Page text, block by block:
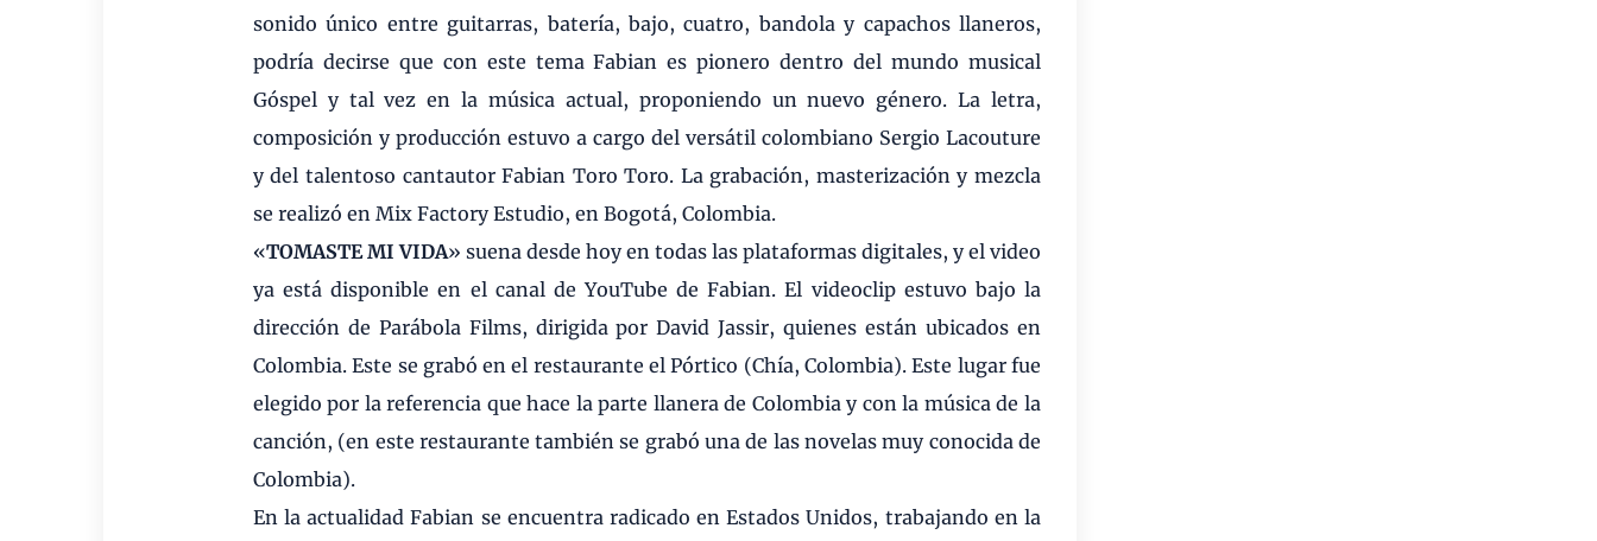
sonido único entre guitarras, batería, bajo, cuatro, bandola y capachos llaneros,
podría decirse que con este tema Fabian es pionero dentro del mundo musical
Góspel y tal vez en la música actual, proponiendo un nuevo género. La letra,
composición y producción estuvo a cargo del versátil colombiano Sergio Lacouture
y del talentoso cantautor Fabian Toro Toro. La grabación, masterización y mezcla
se realizó en Mix Factory Estudio, en Bogotá, Colombia.
«TOMASTE MI VIDA» suena desde hoy en todas las plataformas digitales, y el video
ya está disponible en el canal de YouTube de Fabian. El videoclip estuvo bajo la
dirección de Parábola Films, dirigida por David Jassir, quienes están ubicados en
Colombia. Este se grabó en el restaurante el Pórtico (Chía, Colombia). Este lugar fue
elegido por la referencia que hace la parte llanera de Colombia y con la música de la
canción, (en este restaurante también se grabó una de las novelas muy conocida de
Colombia).
En la actualidad Fabian se encuentra radicado en Estados Unidos, trabajando en la